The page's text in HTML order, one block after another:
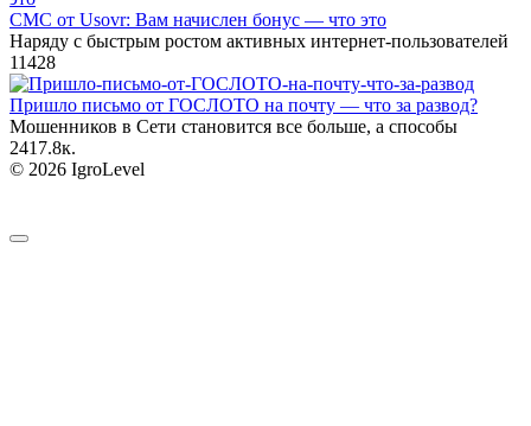
СМС от Usovr: Вам начислен бонус — что это
Наряду с быстрым ростом активных интернет-пользователей
11428
Пришло письмо от ГОСЛОТО на почту — что за развод?
Мошенников в Сети становится все больше, а способы
2417.8к.
© 2026 IgroLevel